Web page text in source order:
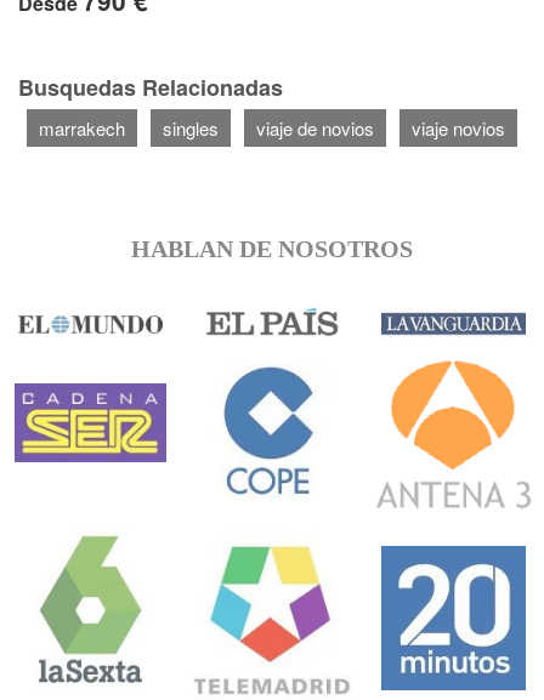
Busquedas Relacionadas
marrakech singles viaje de novios viaje novios
HABLAN DE NOSOTROS